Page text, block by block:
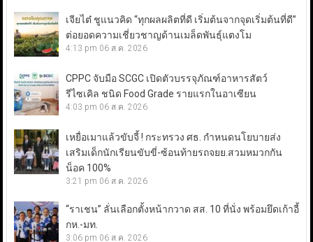
เจียไต๋ ชูแนวคิด “ทุกผลผลิตที่ดี เริ่มต้นจากจุดเริ่มต้นที่ดี”
ต่อยอดความเชี่ยวชาญด้านเมล็ดพันธุ์แตงโม
4:13 pm 06 ส.ค. 2026
CPPC จับมือ SCGC เปิดตัวบรรจุภัณฑ์อาหารสัตว์
รีไซเคิล ชนิด Food Grade รายแรกในอาเซียน
4:03 pm 06 ส.ค. 2026
เหยื่อเมาแล้วขับจี้ ! กระทรวง ศธ. กำหนดนโยบายส่ง
เสริมเด็กนักเรียนขับขี่-ซ้อนท้ายรถจยย.สวมหมวกกัน
น็อค 100%
3:21 pm 06 ส.ค. 2026
“ราเชน” ลั่นเลือกตั้งหน้ากวาด สส. 10 ที่นั่ง พร้อมยึดเก้าอี้
กห.-มท.
3:06 pm 06 ส.ค. 2026